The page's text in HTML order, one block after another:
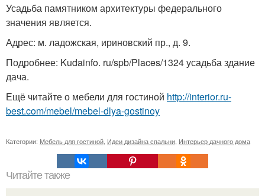
Усадьба памятником архитектуры федерального
значения является.
Адрес: м. ладожская, ириновский пр., д. 9.
Подробнее: Kudainfo. ru/spb/Places/1324 усадьба здание
дача.
Ещё читайте о мебели для гостиной http://interior.ru-
best.com/mebel/mebel-dlya-gostinoy
Категории: Мебель для гостиной Идеи дизайна спальни Интерьер дачного дома
Читайте также